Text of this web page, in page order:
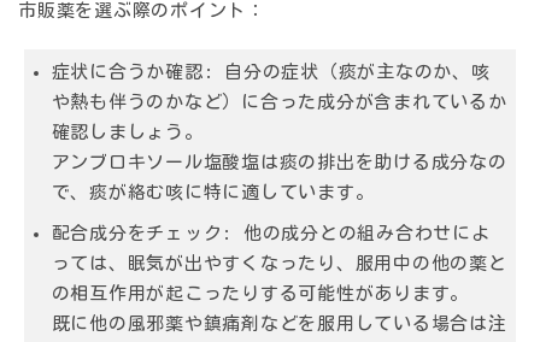
市販薬を選ぶ際のポイント：
症状に合うか確認:
自分の症状（痰が主なのか、咳
や熱も伴うのかなど）に合った成分が含まれているか
確認しましょう。
アンブロキソール塩酸塩は痰の排出を助ける成分なの
で、痰が絡む咳に特に適しています。
配合成分をチェック:
他の成分との組み合わせによ
っては、眠気が出やすくなったり、服用中の他の薬と
の相互作用が起こったりする可能性があります。
既に他の風邪薬や鎮痛剤などを服用している場合は注